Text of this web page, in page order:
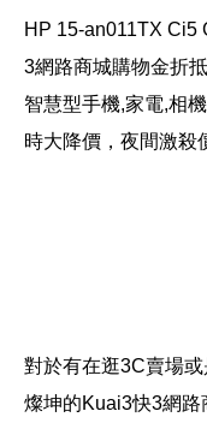
HP 15-an011TX Ci5
3網路商城購物金折
智慧型手機,家電,相
時大降價，夜間激殺
對於有在逛3C賣場
燦坤的Kuai3快3網路